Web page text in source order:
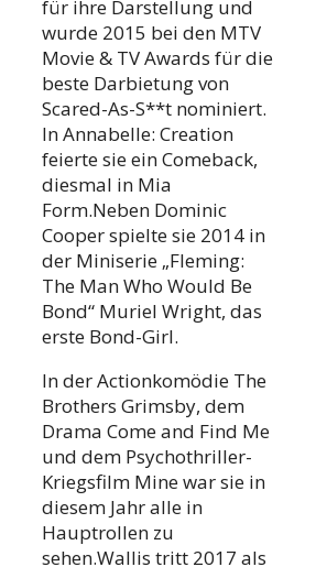
für ihre Darstellung und
wurde 2015 bei den MTV
Movie & TV Awards für die
beste Darbietung von
Scared-As-S**t nominiert.
In Annabelle: Creation
feierte sie ein Comeback,
diesmal in Mia
Form.Neben Dominic
Cooper spielte sie 2014 in
der Miniserie „Fleming:
The Man Who Would Be
Bond“ Muriel Wright, das
erste Bond-Girl.
In der Actionkomödie The
Brothers Grimsby, dem
Drama Come and Find Me
und dem Psychothriller-
Kriegsfilm Mine war sie in
diesem Jahr alle in
Hauptrollen zu
sehen.Wallis tritt 2017 als